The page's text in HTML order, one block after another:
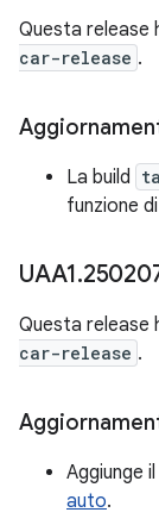
Questa release
car-release .
La build
funzione
UAA1.
Questa release
car-release .
Aggiunge
auto.